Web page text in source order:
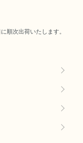
順次出荷いたします。